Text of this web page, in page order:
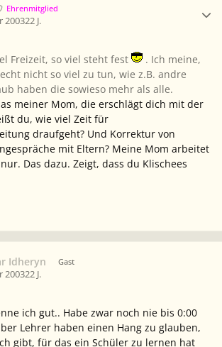
Ehrenmitglied
200322 J.
Freizeit, so viel steht fest
. Ich meine,
nicht so viel zu tun, wie z.B. andre
haben die sowieso mehr als alle.
meiner Mom, die erschlägt dich mit der
du, wie viel Zeit für
draufgeht? Und Korrektur von
mit Eltern? Meine Mom arbeitet
Das dazu. Zeigt, dass du Klischees
Idheryn Gast
200322 J.
ich gut.. Habe zwar noch nie bis 0:00
Lehrer haben einen Hang zu glauben,
gibt, für das ein Schüler zu lernen hat